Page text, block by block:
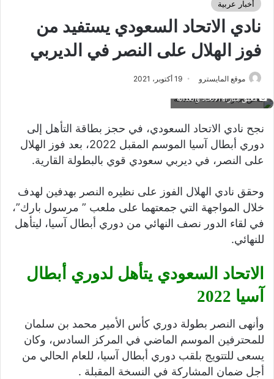
أخبار عربية
نادي الاتحاد السعودي يستفيد من
فوز الهلال على النصر في الديربي
موقع المايسترو 19 أكتوبر، 2021
معلق مباراة الاتحاد والعدالة
نجح نادي الاتحاد السعودي، في حجز بطاقة التأهل إلى
دوري أبطال آسيا الموسم المقبل 2022، بعد فوز الهلال
على النصر، في ديربي سعودي قوي بالبطولة القارية.
وحقق نادي الهلال الفوز على نظيره النصر بهدفين لهدف
خلال المواجهة التي جمعتهما على ملعب ” مرسول بارك”،
في لقاء الدور نصف النهائي من دوري أبطال آسيا، ليتأهل
للنهائي.
الاتحاد السعودي يتأهل لدوري أبطال
آسيا 2022
وأنهى النصر بطولة دوري كأس الأمير محمد بن سلمان
للمحترفين الموسم الماضي في المركز السادس، وكان
يسعى للتتويج بلقب دوري أبطال آسيا، للعام الحالي من
أجل ضمان المشاركة في النسخة المقبلة .